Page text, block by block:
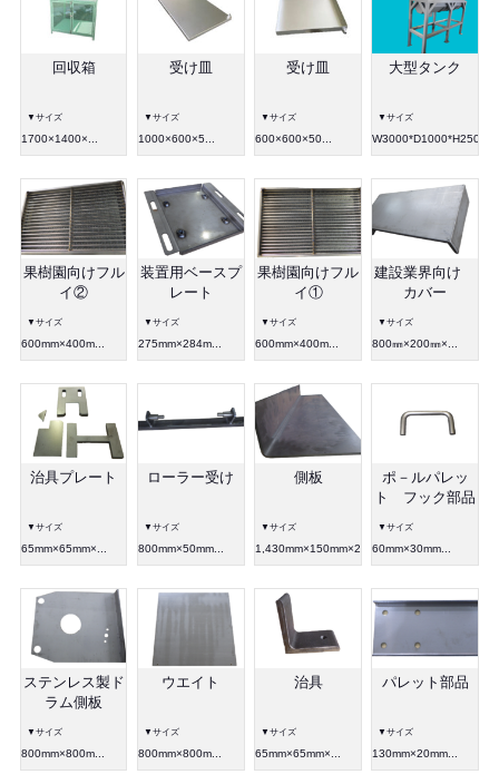
回収箱
▼サイズ
1700×1400×...
受け皿
▼サイズ
1000×600×5...
受け皿
▼サイズ
600×600×50...
大型タンク
▼サイズ
W3000*D1000*H2500
果樹園向けフル
イ②
▼サイズ
600mm×400m...
装置用ベースプ
レート
▼サイズ
275mm×284m...
果樹園向けフル
イ①
▼サイズ
600mm×400m...
建設業界向け
カバー
▼サイズ
800㎜×200㎜×...
治具プレート
▼サイズ
65mm×65mm×...
ローラー受け
▼サイズ
800mm×50mm...
側板
▼サイズ
1,430mm×150mm×200mm
ポ－ルパレッ
ト フック部品
▼サイズ
60mm×30mm...
ステンレス製ド
ラム側板
▼サイズ
800mm×800m...
ウエイト
▼サイズ
800mm×800m...
治具
▼サイズ
65mm×65mm×...
パレット部品
▼サイズ
130mm×20mm...